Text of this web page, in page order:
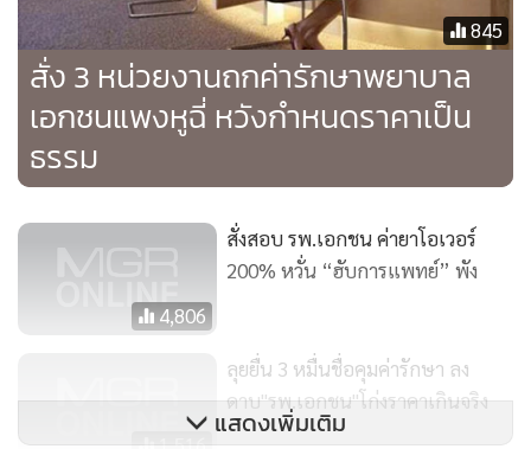
นพ.ธเรศ กรัษนัยรวิวงศ์รองอธิบดีกรมสนับสนุนบริการสุขภาพ
(สบส.) กล่าวว่าตาม พ.ร.บ.สถานพยาบาล พ.ศ.2541 กำหนด
เพียงสถานพยาบาลเอกชนต้องแจ้งอัตราค่ารักษาพยาบาลต่อผู้
มารับบริการ เพื่อประกอบการตัดสินใจ ไม่ว่าจะเป็นค่าห้อง ค่า
รักษา ค่ายา ฯลฯ เพื่อเป็นทางเลือก หากไม่ปฏิบัติตามจะมีโทษ
ปรับไม่เกิน 20,000 บาท ส่วนเรื่องการควบคุมราคาค่ารักษา
พยาบาล โดยเฉพาะค่ายาให้เป็นมาตรฐานกลาง เพื่อไม่ให้ค่ายา
สูงเกินความเป็นจริง จะต้องหารือร่วมกับกระทรวงพาณิชย์ ซึ่ง
845
สั่ง 3 หน่วยงานถกค่ารักษาพยาบาล
เอกชนแพงหูฉี่ หวังกำหนดราคาเป็น
ธรรม
4,806
สั่งสอบ รพ.เอกชน ค่ายาโอเวอร์
200% หวั่น “ฮับการแพทย์” พัง
ลุยยื่น 3 หมื่นชื่อคุมค่ารักษา ลง
ดาบ"รพ.เอกชน"โก่งราคาเกินจริง
แสดงเพิ่มเติม